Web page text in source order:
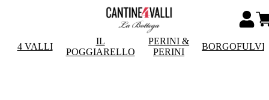
4 VALLI
IL
POGGIARELLO
PERINI &
PERINI